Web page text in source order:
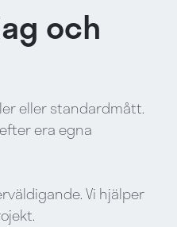
och
eller standardmått.
era egna
Vi hjälper